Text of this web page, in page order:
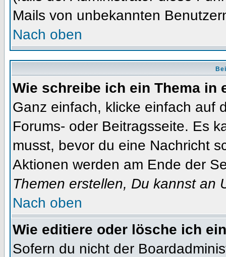
Mails von unbekannten
Nach oben
Wie schreibe ich ein Thema in
Ganz einfach, klicke einfach auf
Forums- oder Beitragsseite. Es
musst, bevor du eine Nachricht
Aktionen werden am Ende der
Themen erstellen, Du kannst an
Nach oben
Wie editiere oder lösche ich
Sofern du nicht der